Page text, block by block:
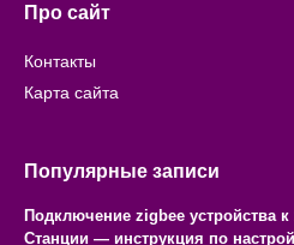
Про сайт
Контакты
Карта сайта
Популярные записи
Подключение zigbee устройства к
Станции — инструкция по